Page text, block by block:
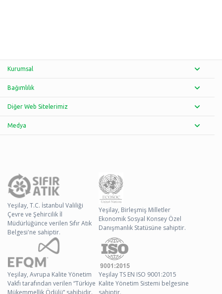
Kurumsal
Bağımlılık
Diğer Web Sitelerimiz
Medya
Yeşilay, T.C. İstanbul Valiliği
Çevre ve Şehircilik İl
Müdürlüğünce verilen Sıfır Atık
Belgesi'ne sahiptir.
Yeşilay, Birleşmiş Milletler
Ekonomik Sosyal Konsey Özel
Danışmanlık Statüsüne sahiptir.
Yeşilay, Avrupa Kalite Yönetim
Vakfı tarafından verilen “Türkiye
Yeşilay TS EN ISO 9001:2015
Kalite Yönetim Sistemi belgesine